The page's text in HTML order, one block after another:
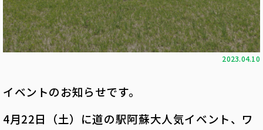
2023.04.10
イベントのお知らせです。
4月22日（土）に道の駅阿蘇大人気イベント、ワ